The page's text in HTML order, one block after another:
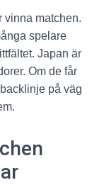
vinna matchen.
spelare
Japan är
Om de får
på väg